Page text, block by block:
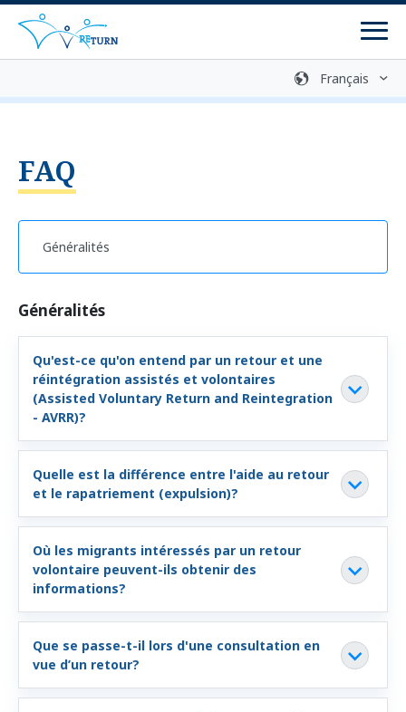
Médiathèque Contact
Bureaux de conseil
Programmes
Les programmes de retour
Programme de réintégration
ZIRF - Informations et consultation
Programmes des états fédéraux
Informations pays
FAQ
Généralités
Qu'est-ce qu'on entend par un retour et une
réintégration assistés et volontaires
(Assisted Voluntary Return and Reintegration
- AVRR)?
Quelle est la différence entre l'aide au retour
et le rapatriement (expulsion)?
Où les migrants intéressés par un retour
volontaire peuvent-ils obtenir des
informations?
Que se passe-t-il lors d'une consultation en
vue d’un retour?